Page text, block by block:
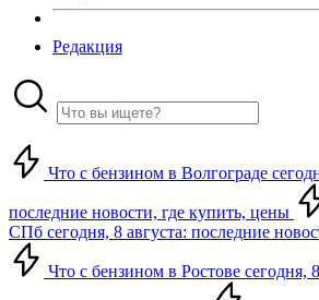
Редакция
Что с бензином в Волгограде
последние новости, где купить, цены
СПб сегодня, 8 августа: последние
Что с бензином в Ростове сегодня,